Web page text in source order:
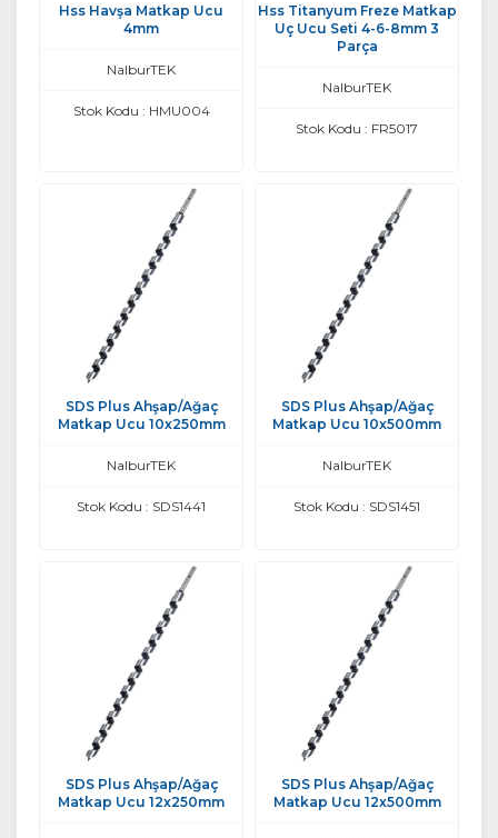
Hss Havşa Matkap Ucu
4mm
NalburTEK
Stok Kodu : HMU004
Hss Titanyum Freze Matkap
Uç Ucu Seti 4-6-8mm 3
Parça
NalburTEK
Stok Kodu : FR5017
SDS Plus Ahşap/Ağaç
Matkap Ucu 10x250mm
NalburTEK
Stok Kodu : SDS1441
SDS Plus Ahşap/Ağaç
Matkap Ucu 10x500mm
NalburTEK
Stok Kodu : SDS1451
SDS Plus Ahşap/Ağaç
Matkap Ucu 12x250mm
SDS Plus Ahşap/Ağaç
Matkap Ucu 12x500mm